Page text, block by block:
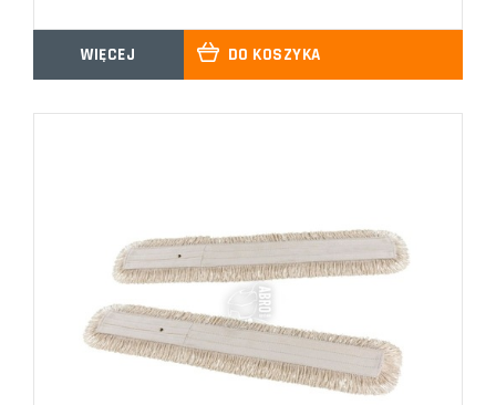
WIĘCEJ DO KOSZYKA